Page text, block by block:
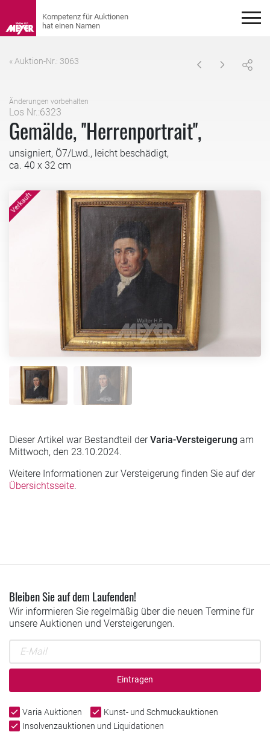
« Auktion-Nr.: 3063
Änderungen vorbehalten
Los Nr.:6323
Gemälde, ''Herrenportrait'',
unsigniert, Ö7/Lwd., leicht beschädigt,
ca. 40 x 32 cm
Dieser Artikel war Bestandteil derVaria-Versteigerung am
Mittwoch, den 23.10.2024.
Weitere Informationen zur Versteigerung finden Sie auf der
Übersichtsseite.
Bleiben Sie auf dem Laufenden!
Wir informieren Sie regelmäßig über die neuen Termine für
unsere Auktionen und Versteigerungen.
Eintragen
Varia Auktionen
Kunst- und Schmuckauktionen
Insolvenzauktionen und Liquidationen